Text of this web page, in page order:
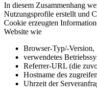
In diesem Zusammenhang
Nutzungsprofile erstellt und
Cookie erzeugten
Website wie
Browser-Typ/-Version,
verwendetes
Referrer-URL (die
Hostname des
Uhrzeit der